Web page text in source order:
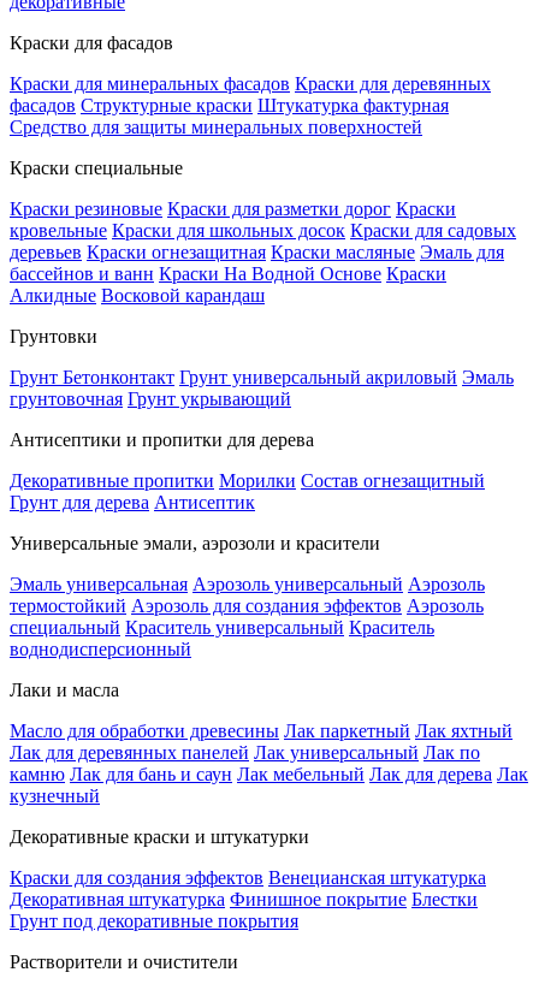
Краски для фасадов
Краски для минеральных фасадов Краски для деревянных
фасадов Структурные краски Штукатурка фактурная
Средство для защиты минеральных поверхностей
Краски специальные
Краски резиновые Краски для разметки дорог Краски
кровельные Краски для школьных досок Краски для садовых
деревьев Краски огнезащитная Краски масляные Эмаль для
бассейнов и ванн Краски На Водной Основе Краски
Алкидные Восковой карандаш
Грунтовки
Грунт Бетонконтакт Грунт универсальный акриловый Эмаль
грунтовочная Грунт укрывающий
Антисептики и пропитки для дерева
Декоративные пропитки Морилки Состав огнезащитный
Грунт для дерева Антисептик
Универсальные эмали, аэрозоли и красители
Эмаль универсальная Аэрозоль универсальный Аэрозоль
термостойкий Аэрозоль для создания эффектов Аэрозоль
специальный Краситель универсальный Краситель
воднодисперсионный
Лаки и масла
Масло для обработки древесины Лак паркетный Лак яхтный
Лак для деревянных панелей Лак универсальный Лак по
камню Лак для бань и саун Лак мебельный Лак для дерева Лак
кузнечный
Декоративные краски и штукатурки
Краски для создания эффектов Венецианская штукатурка
Декоративная штукатурка Финишное покрытие Блестки
Грунт под декоративные покрытия
Растворители и очистители